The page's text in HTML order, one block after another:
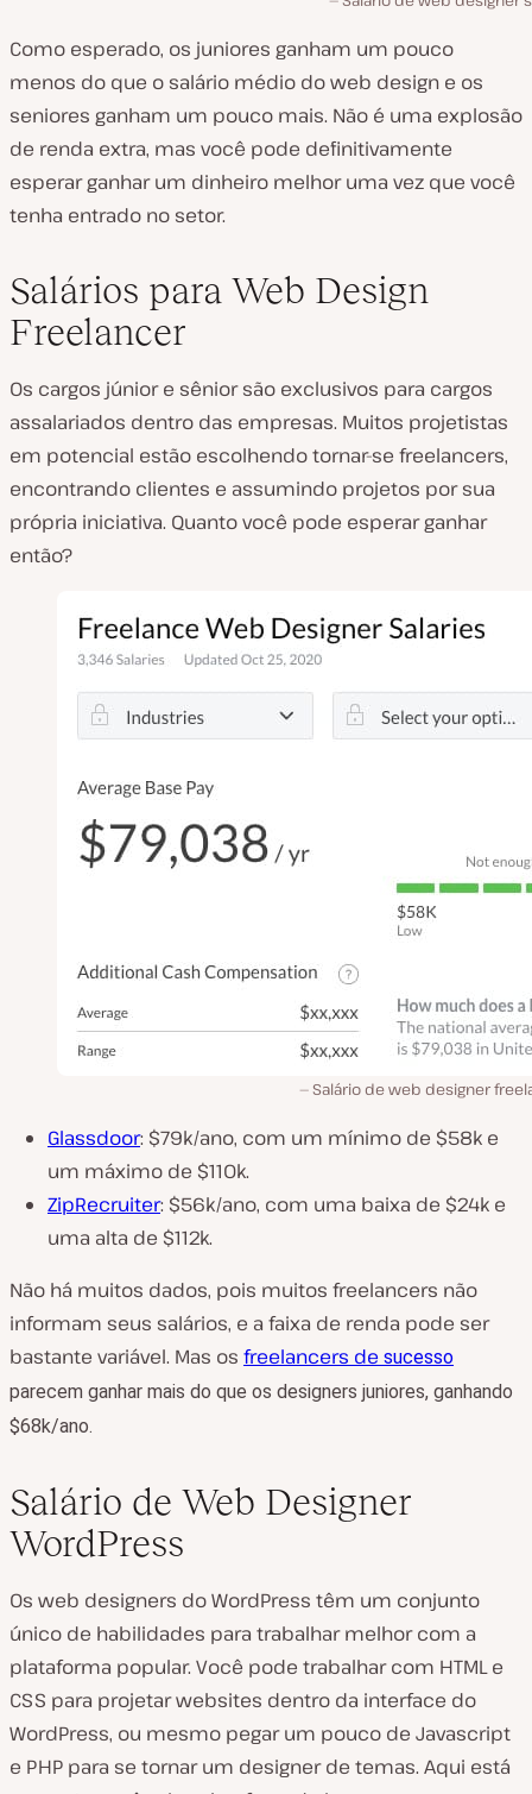
Como esperado, os juniores ganham um pouco
menos do que o salário médio do web design e os
seniores ganham um pouco mais. Não é uma explosão
de renda extra, mas você pode definitivamente
esperar ganhar um dinheiro melhor uma vez que você
tenha entrado no setor.
Salários para Web Design
Freelancer
Os cargos júnior e sênior são exclusivos para cargos
assalariados dentro das empresas. Muitos projetistas
em potencial estão escolhendo tornar-se freelancers,
encontrando clientes e assumindo projetos por sua
própria iniciativa. Quanto você pode esperar ganhar
então?
Salário de web designer
Glassdoor: $79k/ano, com um mínimo de $58k e
um máximo de $110k.
ZipRecruiter: $56k/ano, com uma baixa de $24k e
uma alta de $112k.
Não há muitos dados, pois muitos freelancers não
informam seus salários, e a faixa de renda pode ser
bastante variável. Mas os freelancers de sucesso
parecem ganhar mais do que os designers juniores, ganhando
$68k/ano.
Salário de Web Designer
WordPress
Os web designers do WordPress têm um conjunto
único de habilidades para trabalhar melhor com a
plataforma popular. Você pode trabalhar com HTML e
CSS para projetar websites dentro da interface do
WordPress, ou mesmo pegar um pouco de Javascript
e PHP para se tornar um designer de temas. Aqui está